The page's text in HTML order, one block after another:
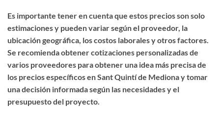
Es importante tener en cuenta que estos precios son solo
estimaciones y pueden variar según el proveedor, la
ubicación geográfica, los costos laborales y otros factores.
Se recomienda obtener cotizaciones personalizadas de
varios proveedores para obtener una idea más precisa de
los precios específicos en Sant Quintí de Mediona y tomar
una decisión informada según las necesidades y el
presupuesto del proyecto.